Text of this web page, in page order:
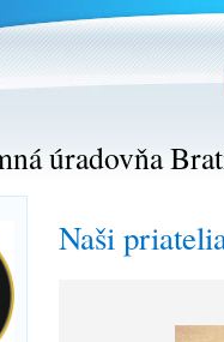
úradovňa
Naši